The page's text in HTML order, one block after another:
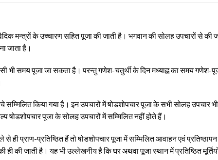
मन्त्रों के उच्चारण सहित पूजा की जाती है। भगवान की सोलह उपचारों से की
जाता है।
भी समय पूजा जा सकता है। परन्तु गणेश-चतुर्थी के दिन मध्याह्न का समय गणेश-
किया गया है। इन उपचारों में षोडशोपचार पूजा के सभी सोलह उपचार
पूजा के सोलह उपचारों में सम्मिलित नहीं होते हैं।
प्राण-प्रतिष्ठित हैं तो षोडशोपचार पूजा में सम्मिलित आवाहन एवं
की ही की जाती है। यह भी उल्लेखनीय है कि घर अथवा पूजा स्थान में प्रतिष्ठित